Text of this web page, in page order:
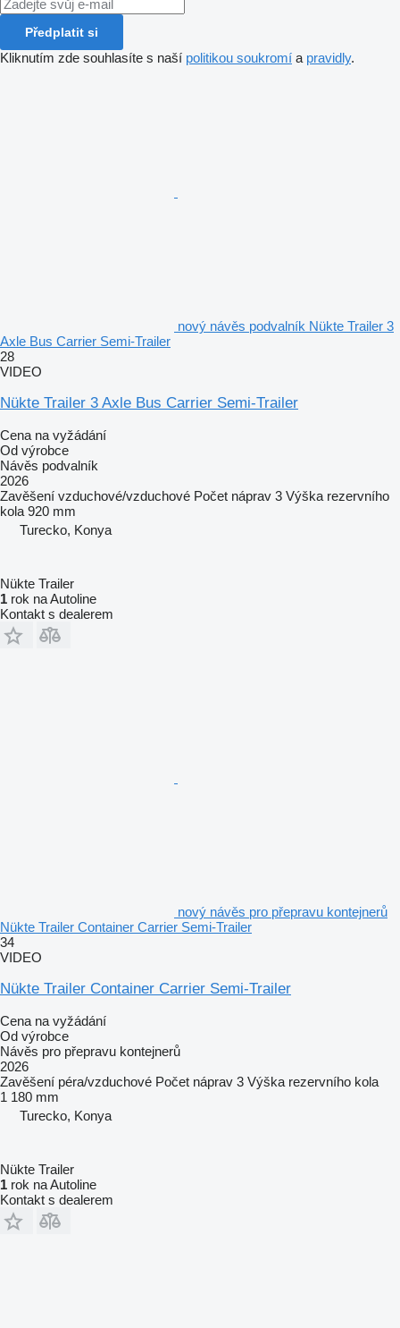
Předplatit si
Kliknutím zde souhlasíte s naší politikou soukromí a pravidly.
nový návěs podvalník Nükte Trailer 3
Axle Bus Carrier Semi-Trailer
28
VIDEO
Nükte Trailer 3 Axle Bus Carrier Semi-Trailer
Cena na vyžádání
Od výrobce
Návěs podvalník
2026
Zavěšení vzduchové/vzduchové Počet náprav 3 Výška rezervního
kola 920 mm
Turecko, Konya
Nükte Trailer
1 rok na Autoline
Kontakt s dealerem
nový návěs pro přepravu kontejnerů
Nükte Trailer Container Carrier Semi-Trailer
34
VIDEO
Nükte Trailer Container Carrier Semi-Trailer
Cena na vyžádání
Od výrobce
Návěs pro přepravu kontejnerů
2026
Zavěšení péra/vzduchové Počet náprav 3 Výška rezervního kola
1 180 mm
Turecko, Konya
Nükte Trailer
1 rok na Autoline
Kontakt s dealerem